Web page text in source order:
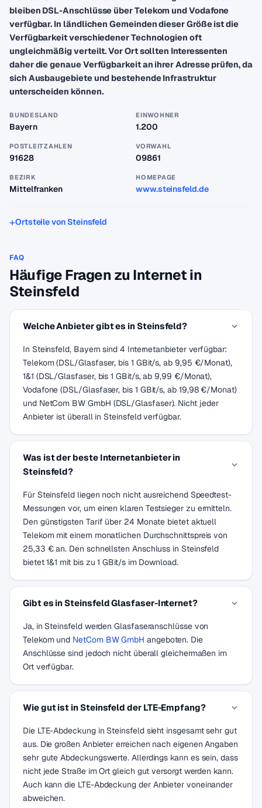
bleiben DSL-Anschlüsse über Telekom und Vodafone
verfügbar. In ländlichen Gemeinden dieser Größe ist die
Verfügbarkeit verschiedener Technologien oft
ungleichmäßig verteilt. Vor Ort sollten Interessenten
daher die genaue Verfügbarkeit an ihrer Adresse prüfen, da
sich Ausbaugebiete und bestehende Infrastruktur
unterscheiden können.
BUNDESLAND
Bayern
EINWOHNER
1.200
POSTLEITZAHLEN
91628
VORWAHL
09861
BEZIRK
Mittelfranken
HOMEPAGE
www.steinsfeld.de
Ortsteile von Steinsfeld
FAQ
Häufige Fragen zu Internet in
Steinsfeld
Welche Anbieter gibt es in Steinsfeld?
In Steinsfeld, Bayern sind 4 Internetanbieter verfügbar:
Telekom (DSL/Glasfaser, bis 1 GBit/s, ab 9,95 €/Monat),
1&1 (DSL/Glasfaser, bis 1 GBit/s, ab 9,99 €/Monat),
Vodafone (DSL/Glasfaser, bis 1 GBit/s, ab 19,98 €/Monat)
und NetCom BW GmbH (DSL/Glasfaser). Nicht jeder
Anbieter ist überall in Steinsfeld verfügbar.
Was ist der beste Internetanbieter in
Steinsfeld?
Für Steinsfeld liegen noch nicht ausreichend Speedtest-
Messungen vor, um einen klaren Testsieger zu ermitteln.
Den günstigsten Tarif über 24 Monate bietet aktuell
Telekom mit einem monatlichen Durchschnittspreis von
25,33 € an. Den schnellsten Anschluss in Steinsfeld
bietet 1&1 mit bis zu 1 GBit/s im Download.
Gibt es in Steinsfeld Glasfaser-Internet?
Ja, in Steinsfeld werden Glasfaseranschlüsse von
Telekom und NetCom BW GmbH angeboten. Die
Anschlüsse sind jedoch nicht überall gleichermaßen im
Ort verfügbar.
Wie gut ist in Steinsfeld der LTE-Empfang?
Die LTE-Abdeckung in Steinsfeld sieht insgesamt sehr gut
aus. Die großen Anbieter erreichen nach eigenen Angaben
sehr gute Abdeckungswerte. Allerdings kann es sein, dass
nicht jede Straße im Ort gleich gut versorgt werden kann.
Auch kann die LTE-Abdeckung der Anbieter voneinander
abweichen.